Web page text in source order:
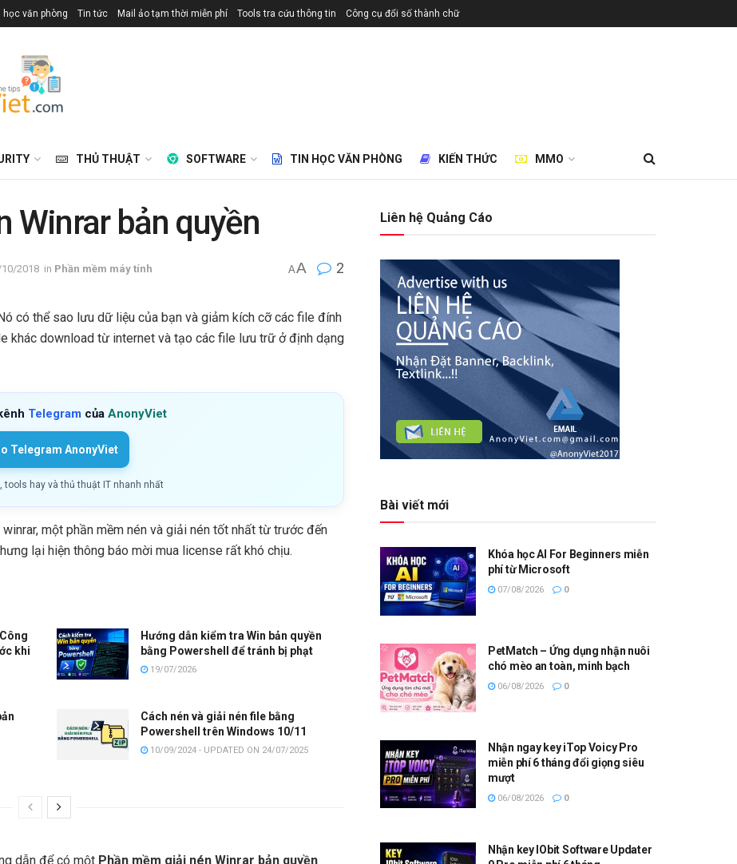
học văn phòng Tin tức Mail ảo tạm thời miễn phí Tools tra cứu thông tin Công cụ đổi số thành chữ
THỦ THUẬT SOFTWARE TIN HỌC VĂN PHÒNG KIẾN THỨC MMO
Winrar bản quyền
2018 in Phần mềm máy tính AA 2
có thể sao lưu dữ liệu của bạn và giảm kích cỡ các file đính
khác download từ internet và tạo các file lưu trữ ở định dạng
Telegram của AnonyViet
Telegram AnonyViet
tools hay và thủ thuật IT nhanh nhất
một phần mềm nén và giải nén tốt nhất từ trước đến
lại hiện thông báo mời mua license rất khó chịu.
khi
Hướng dẫn kiểm tra Win bản quyền
bằng Powershell để tránh bị phạt
19/07/2026
Cách nén và giải nén file bằng
Powershell trên Windows 10/11
10/09/2024 - UPDATED ON 24/07/2025
dẫn để có một Phần mềm giải nén Winrar bản quyền
Liên hệ Quảng Cáo
Bài viết mới
Khóa học AI For Beginners miễn
phí từ Microsoft
07/08/2026 0
PetMatch – Ứng dụng nhận nuôi
chó mèo an toàn, minh bạch
06/08/2026 0
Nhận ngay key iTop Voicy Pro
miễn phí 6 tháng đổi giọng siêu
mượt
06/08/2026 0
Nhận key IObit Software Updater